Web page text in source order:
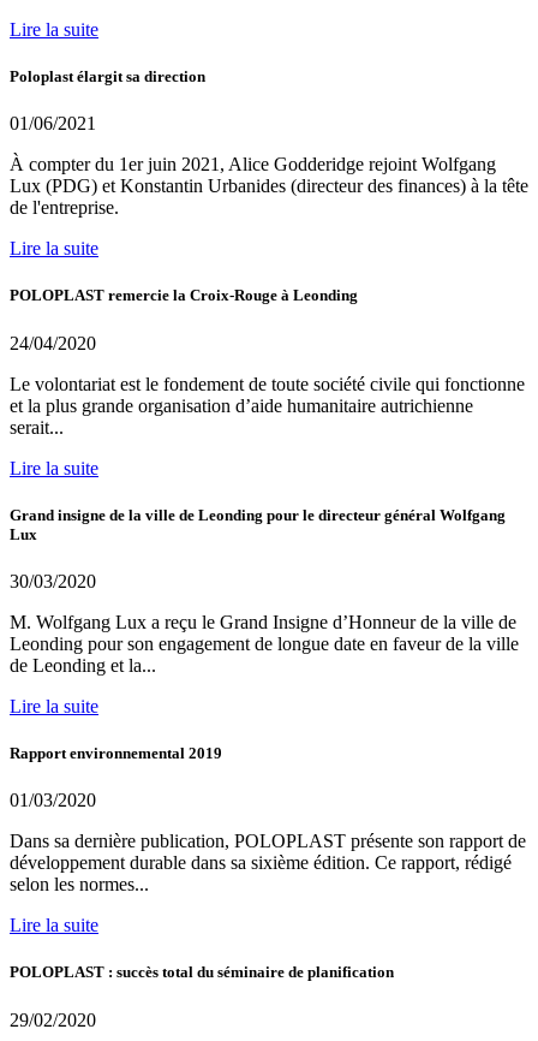
Lire la suite
Poloplast élargit sa direction
01/06/2021
À compter du 1er juin 2021, Alice Godderidge rejoint Wolfgang
Lux (PDG) et Konstantin Urbanides (directeur des finances) à la tête
de l'entreprise.
Lire la suite
POLOPLAST remercie la Croix-Rouge à Leonding
24/04/2020
Le volontariat est le fondement de toute société civile qui fonctionne
et la plus grande organisation d’aide humanitaire autrichienne
serait...
Lire la suite
Grand insigne de la ville de Leonding pour le directeur général Wolfgang
Lux
30/03/2020
M. Wolfgang Lux a reçu le Grand Insigne d’Honneur de la ville de
Leonding pour son engagement de longue date en faveur de la ville
de Leonding et la...
Lire la suite
Rapport environnemental 2019
01/03/2020
Dans sa dernière publication, POLOPLAST présente son rapport de
développement durable dans sa sixième édition. Ce rapport, rédigé
selon les normes...
Lire la suite
POLOPLAST : succès total du séminaire de planification
29/02/2020